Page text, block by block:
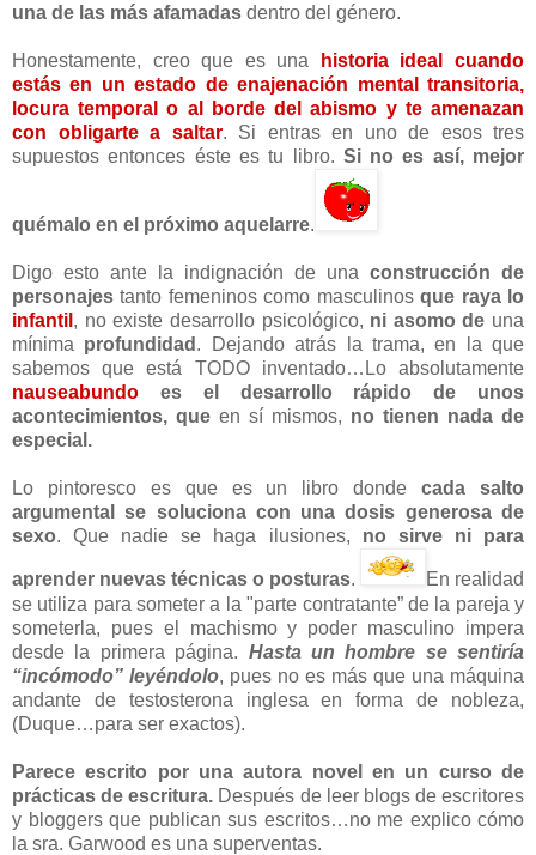
una de las más afamadas dentro del género.
Honestamente, creo que es una
historia ideal cuando
estás en un estado de enajenación mental transitoria,
locura temporal o al borde del abismo y te amenazan
con obligarte a saltar. Si entras en uno de esos tres
supuestos entonces éste es tu libro. Si no es así, mejor
quémalo en el próximo aquelarre.
Digo esto ante la indignación de una construcción de
personajes tanto femeninos como masculinosque raya lo
infantil , no existe desarrollo psicológico, ni asomo de una
mínima profundidad . Dejando atrás la trama, en la que
sabemos que está TODO inventado…Lo absolutamente
nauseabundo es el desarrollo rápido de unos
acontecimientos, que en sí mismos, no tienen nada de
especial.
Lo pintoresco es que es un libro dondecada salto
argumental se soluciona con una dosis generosa de
sexo. Que nadie se haga ilusiones, no sirve ni para
aprender nuevas técnicas o posturas.
En realidad
se utiliza para someter a la "parte contratante” de la pareja y
someterla, pues el machismo y poder masculino impera
desde la primera página. Hasta un hombre se sentiría
“incómodo” leyéndolo, pues no es más que una máquina
andante de testosterona inglesa en forma de nobleza,
(Duque…para ser exactos).
Parece escrito por una autora novel en un curso de
prácticas de escritura. Después de leer blogs de escritores
y bloggers que publican sus escritos…no me explico cómo
la sra. Garwood es una superventas.